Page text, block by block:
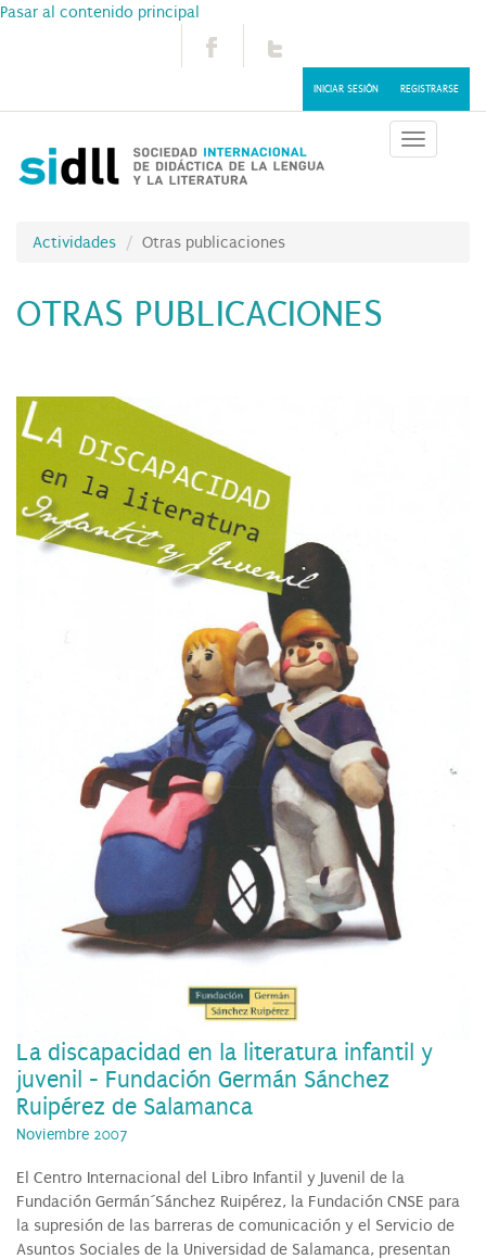
Pasar al contenido principal
INICIAR SESIÓN REGISTRARSE
Toggle
Actividades Otras publicaciones
OTRAS PUBLICACIONES
La discapacidad en la literatura infantil y
juvenil - Fundación Germán Sánchez
Ruipérez de Salamanca
Noviembre 2007
El Centro Internacional del Libro Infantil y Juvenil de la
Fundación Germán´Sánchez Ruipérez, la Fundación CNSE para
la supresión de las barreras de comunicación y el Servicio de
Asuntos Sociales de la Universidad de Salamanca, presentan